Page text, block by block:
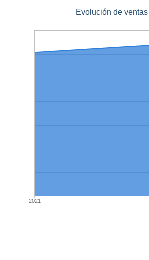
Evolución de ventas
2021